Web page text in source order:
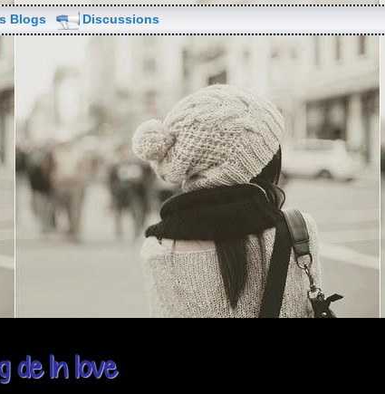
Blogs Discussions
de In love